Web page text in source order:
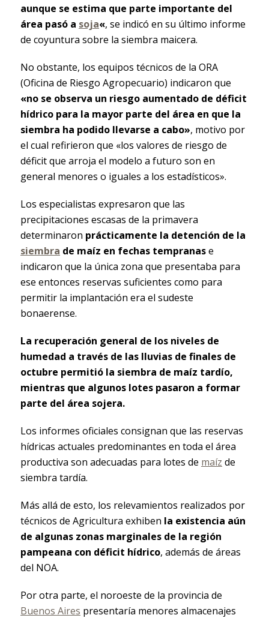
aunque se estima que parte importante del
área pasó a soja«, se indicó en su último informe
de coyuntura sobre la siembra maicera.
No obstante, los equipos técnicos de la ORA
(Oficina de Riesgo Agropecuario) indicaron que
«no se observa un riesgo aumentado de déficit
hídrico para la mayor parte del área en que la
siembra ha podido llevarse a cabo», motivo por
el cual refirieron que «los valores de riesgo de
déficit que arroja el modelo a futuro son en
general menores o iguales a los estadísticos».
Los especialistas expresaron que las
precipitaciones escasas de la primavera
determinaron prácticamente la detención de la
siembra de maíz en fechas tempranase
indicaron que la única zona que presentaba para
ese entonces reservas suficientes como para
permitir la implantación era el sudeste
bonaerense.
La recuperación general de los niveles de
humedad a través de las lluvias de finales de
octubre permitió la siembra de maíz tardío,
mientras que algunos lotes pasaron a formar
parte del área sojera.
Los informes oficiales consignan que las reservas
hídricas actuales predominantes en toda el área
productiva son adecuadas para lotes de maíz de
siembra tardía.
Más allá de esto, los relevamientos realizados por
técnicos de Agricultura exhiben la existencia aún
de algunas zonas marginales de la región
pampeana con déficit hídrico, además de áreas
del NOA.
Por otra parte, el noroeste de la provincia de
Buenos Aires presentaría menores almacenajes